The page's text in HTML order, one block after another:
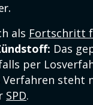
als Fortschritt
Das
per
Verfahren
SPD.